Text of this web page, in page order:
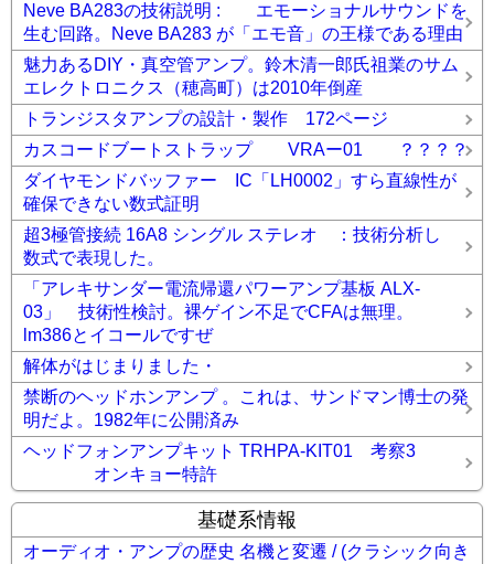
Neve BA283の技術説明 : エモーショナルサウンドを
生む回路。Neve BA283 が「エモ音」の王様である理由
魅力あるDIY・真空管アンプ。鈴木清一郎氏祖業のサム
エレクトロニクス（穂高町）は2010年倒産
トランジスタアンプの設計・製作 172ページ
カスコードブートストラップ VRAー01 ？？？？
ダイヤモンドバッファー IC「LH0002」すら直線性が
確保できない数式証明
超3極管接続 16A8 シングル ステレオ ：技術分析し
数式で表現した。
「アレキサンダー電流帰還パワーアンプ基板 ALX-
03」 技術性検討。裸ゲイン不足でCFAは無理。
lm386とイコールですぜ
解体がはじまりました・
禁断のヘッドホンアンプ 。これは、サンドマン博士の発
明だよ。1982年に公開済み
ヘッドフォンアンプキット TRHPA-KIT01 考察3
オンキョー特許
基礎系情報
オーディオ・アンプの歴史 名機と変遷 / (クラシック向き